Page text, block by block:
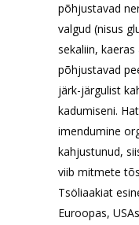
põhjustavad
valgud (nisus
sekaliin,
põhjustavad
järk-järgulist
kadumiseni.
imendumine
kahjustunud,
viib mitmete
Tsöliaakiat
Euroopas,